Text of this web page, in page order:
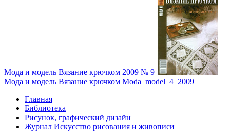
Мода и модель Вязание крючком 2009 № 9
Мода и модель Вязание крючком Moda_model_4_2009
Главная
Библиотека
Рисунок, графический дизайн
Журнал Искусство рисования и живописи